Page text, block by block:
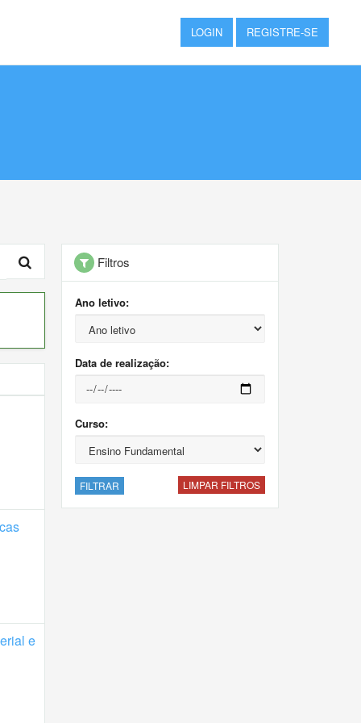
LOGIN REGISTRE-SE
e
Filtros
Ano letivo:
Data de realização:
Curso:
FILTRAR LIMPAR FILTROS